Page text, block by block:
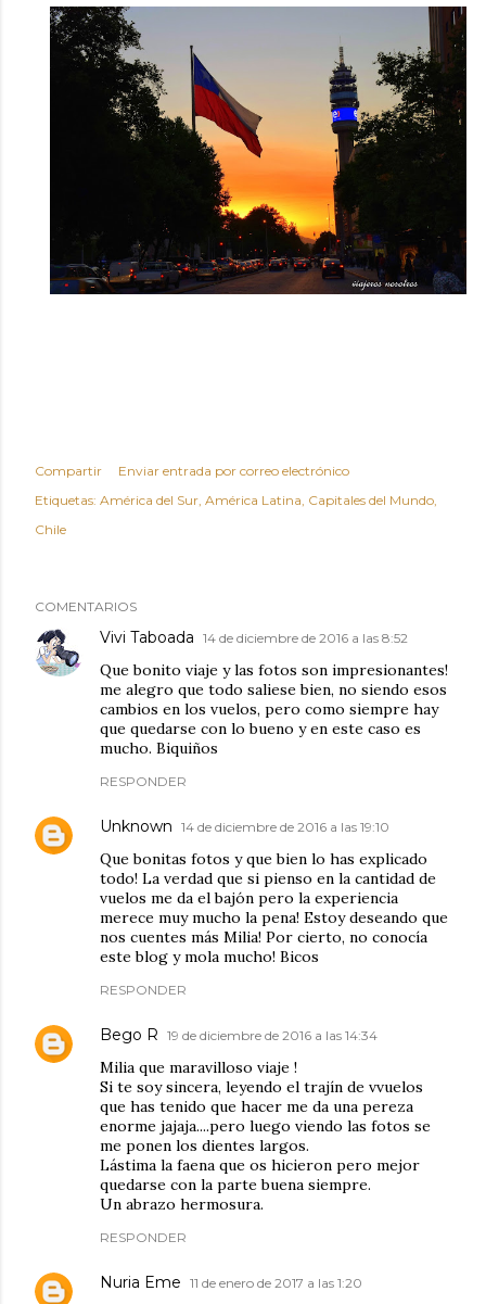
Compartir
Enviar entrada por correo electrónico
Etiquetas: América del Sur América Latina Capitales del Mundo
Chile
COMENTARIOS
Vivi Taboada 14 de diciembre de 2016 a las 8:52
Que bonito viaje y las fotos son impresionantes!
me alegro que todo saliese bien, no siendo esos
cambios en los vuelos, pero como siempre hay
que quedarse con lo bueno y en este caso es
mucho. Biquiños
RESPONDER
Unknown 14 de diciembre de 2016 a las 19:10
Que bonitas fotos y que bien lo has explicado
todo! La verdad que si pienso en la cantidad de
vuelos me da el bajón pero la experiencia
merece muy mucho la pena! Estoy deseando que
nos cuentes más Milia! Por cierto, no conocía
este blog y mola mucho! Bicos
RESPONDER
Bego R 19 de diciembre de 2016 a las 14:34
Milia que maravilloso viaje !
Si te soy sincera, leyendo el trajín de vvuelos
que has tenido que hacer me da una pereza
enorme jajaja....pero luego viendo las fotos se
me ponen los dientes largos.
Lástima la faena que os hicieron pero mejor
quedarse con la parte buena siempre.
Un abrazo hermosura.
RESPONDER
Nuria Eme 11 de enero de 2017 a las 1:20